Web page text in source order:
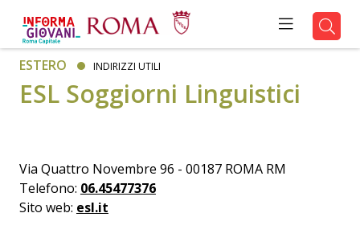
ESTERO INDIRIZZI UTILI
ESL Soggiorni Linguistici
Via Quattro Novembre 96 - 00187 ROMA RM
Telefono: 06.45477376
Sito web: esl.it